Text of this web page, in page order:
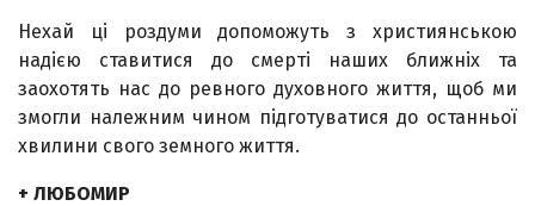
Нехай ці роздуми допоможуть з християнською
надією ставитися до смерті наших ближніх та
заохотять нас до ревного духовного життя, щоб ми
змогли належним чином підготуватися до останньої
хвилини свого земного життя.
+ ЛЮБОМИР